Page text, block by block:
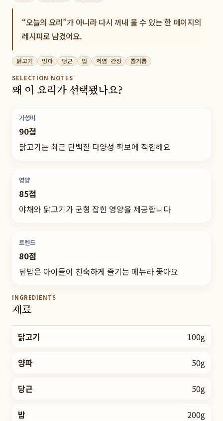
“오늘의 요리”가 아니라 다시 꺼내 볼 수 있는 한 페이지의
레시피로 남겼어요.
닭고기 양파 당근 밥 저염 간장 참기름
SELECTION NOTES
왜 이 요리가 선택됐나요?
가성비
90점
닭고기는 최근 단백질 다양성 확보에 적합해요
영양
85점
야채와 닭고기가 균형 잡힌 영양을 제공합니다
트렌드
80점
덮밥은 아이들이 친숙하게 즐기는 메뉴라 좋아요
INGREDIENTS
재료
닭고기 100g
양파 50g
당근 50g
밥 200g